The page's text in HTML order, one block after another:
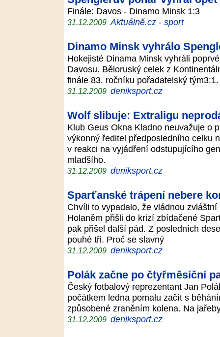
Finále: Davos - Dinamo Minsk 1:3
31.12.2009 Aktuálně.cz - sport
Dinamo Minsk vyhrálo
Hokejisté Dinama Minsk vyhráli
Davosu. Běloruský celek z
finále 83. ročníku pořadatelský
31.12.2009 deniksport.cz
Wolf slibuje: Extraligu
Klub Geus Okna Kladno neuvažuje o
výkonný ředitel předposledního celku
v reakci na vyjádření odstupujícího
mladšího.
31.12.2009 deniksport.cz
Sparťanské trápení nebere
Chvíli to vypadalo, že vládnou
Holaněm přišli do krizí zbídačené
pak přišel další pád. Z posledních
pouhé tři. Proč se slavný
31.12.2009 deniksport.cz
Polák začne po čtyřměsíční
Český fotbalový reprezentant Jan
počátkem ledna pomalu začít s
způsobené zraněním kolena. Na
31.12.2009 deniksport.cz